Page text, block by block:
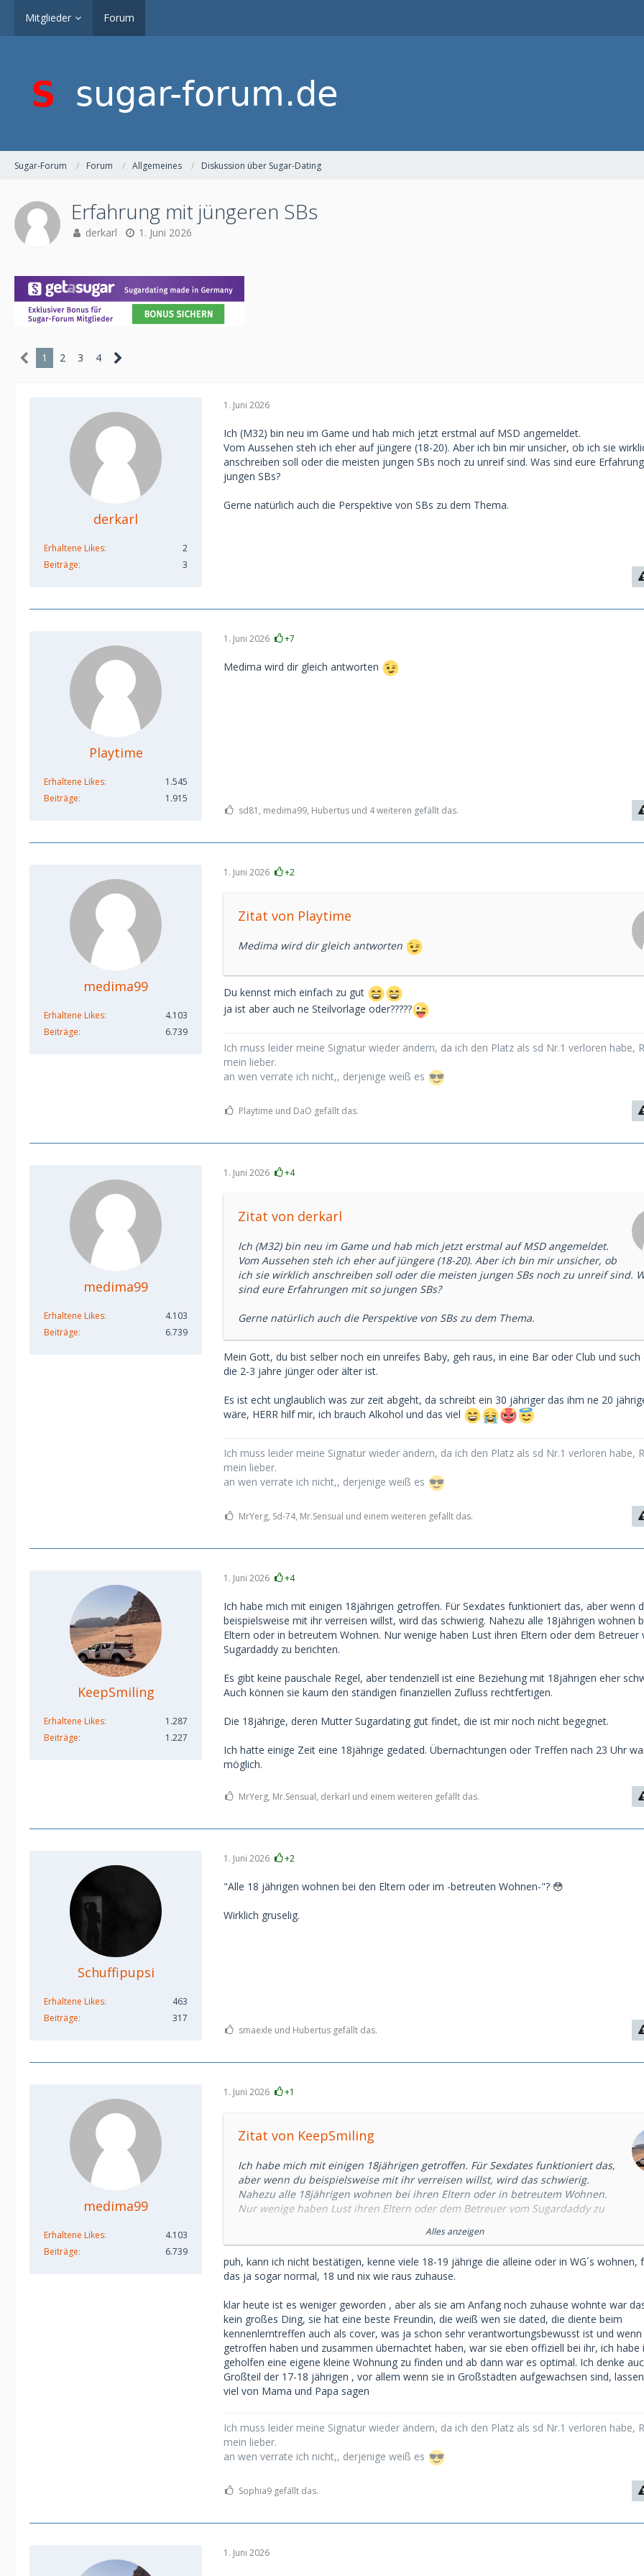
Mitglieder Forum
Sugar-Forum Forum Allgemeines Diskussion über Sugar-Dating
Erfahrung mit jüngeren SBs
derkarl 1. Juni 2026
1 2 3 4
derkarl
Erhaltene Likes
2
Beiträge
3
1. Juni 2026
Ich (M32) bin neu im Game und hab mich jetzt erstmal auf MSD angemeldet.
Vom Aussehen steh ich eher auf jüngere (18-20). Aber ich bin mir unsicher, ob ich sie
anschreiben soll oder die meisten jungen SBs noch zu unreif sind. Was sind eure
jungen SBs?
Gerne natürlich auch die Perspektive von SBs zu dem Thema.
Playtime
Erhaltene Likes
1.545
Beiträge
1.915
1. Juni 2026 +7
Medima wird dir gleich antworten
sd81, medima99, Hubertus und 4 weiteren gefällt das.
medima99
Erhaltene Likes
4.103
Beiträge
6.739
1. Juni 2026 +2
Zitat von Playtime
Medima wird dir gleich antworten
Du kennst mich einfach zu gut
ja ist aber auch ne Steilvorlage oder?????
Ich muss leider meine Signatur wieder ändern, da ich den Platz als sd Nr.1 verloren habe,
mein lieber.
an wen verrate ich nicht,, derjenige weiß es
Playtime und DaO gefällt das.
medima99
Erhaltene Likes
4.103
Beiträge
6.739
1. Juni 2026 +4
Zitat von derkarl
Ich (M32) bin neu im Game und hab mich jetzt erstmal auf MSD angemeldet.
Vom Aussehen steh ich eher auf jüngere (18-20). Aber ich bin mir unsicher, ob
ich sie wirklich anschreiben soll oder die meisten jungen SBs noch zu unreif sind.
sind eure Erfahrungen mit so jungen SBs?
Gerne natürlich auch die Perspektive von SBs zu dem Thema.
Mein Gott, du bist selber noch ein unreifes Baby, geh raus, in eine Bar oder Club und such
die 2-3 jahre jünger oder älter ist.
Es ist echt unglaublich was zur zeit abgeht, da schreibt ein 30 jähriger das ihm ne 20
wäre, HERR hilf mir, ich brauch Alkohol und das viel
Ich muss leider meine Signatur wieder ändern, da ich den Platz als sd Nr.1 verloren habe,
mein lieber.
an wen verrate ich nicht,, derjenige weiß es
MrYerg, Sd-74, Mr.Sensual und einem weiteren gefällt das.
KeepSmiling
Erhaltene Likes
1.287
Beiträge
1.227
1. Juni 2026 +4
Ich habe mich mit einigen 18jährigen getroffen. Für Sexdates funktioniert das, aber wenn
beispielsweise mit ihr verreisen willst, wird das schwierig. Nahezu alle 18jährigen wohnen
Eltern oder in betreutem Wohnen. Nur wenige haben Lust ihren Eltern oder dem Betreuer
Sugardaddy zu berichten.
Es gibt keine pauschale Regel, aber tendenziell ist eine Beziehung mit 18jährigen eher
Auch können sie kaum den ständigen finanziellen Zufluss rechtfertigen.
Die 18jährige, deren Mutter Sugardating gut findet, die ist mir noch nicht begegnet.
Ich hatte einige Zeit eine 18jährige gedated. Übernachtungen oder Treffen nach 23 Uhr
möglich.
MrYerg, Mr.Sensual, derkarl und einem weiteren gefällt das.
Schuffipupsi
Erhaltene Likes
463
Beiträge
317
1. Juni 2026 +2
"Alle 18 jährigen wohnen bei den Eltern oder im -betreuten Wohnen-"? 😳
Wirklich gruselig.
smaexle und Hubertus gefällt das.
medima99
Erhaltene Likes
4.103
Beiträge
6.739
1. Juni 2026 +1
Zitat von KeepSmiling
Ich habe mich mit einigen 18jährigen getroffen. Für Sexdates funktioniert das,
aber wenn du beispielsweise mit ihr verreisen willst, wird das schwierig.
Nahezu alle 18jährigen wohnen bei ihren Eltern oder in betreutem Wohnen.
Nur wenige haben Lust ihren Eltern oder dem Betreuer vom Sugardaddy zu
18jährigen eher schwierig. Auch können sie kaum den ständigen finanziellen
Zufluss rechtfertigen.
Die 18jährige, deren Mutter Sugardating gut findet, die ist mir noch nicht
begegnet.
Ich hatte einige Zeit eine 18jährige gedated. Übernachtungen oder Treffen nach
23 Uhr waren nicht möglich.
Alles anzeigen
puh, kann ich nicht bestätigen, kenne viele 18-19 jährige die alleine oder in WG´s wohnen,
das ja sogar normal, 18 und nix wie raus zuhause.
klar heute ist es weniger geworden , aber als sie am Anfang noch zuhause wohnte war
kein großes Ding, sie hat eine beste Freundin, die weiß wen sie dated, die diente beim
kennenlerntreffen auch als cover, was ja schon sehr verantwortungsbewusst ist und
getroffen haben und zusammen übernachtet haben, war sie eben offiziell bei ihr, ich habe
geholfen eine eigene kleine Wohnung zu finden und ab dann war es optimal. Ich denke
Großteil der 17-18 jährigen , vor allem wenn sie in Großstädten aufgewachsen sind,
viel von Mama und Papa sagen
Ich muss leider meine Signatur wieder ändern, da ich den Platz als sd Nr.1 verloren habe,
mein lieber.
an wen verrate ich nicht,, derjenige weiß es
Sophia9 gefällt das.
1. Juni 2026